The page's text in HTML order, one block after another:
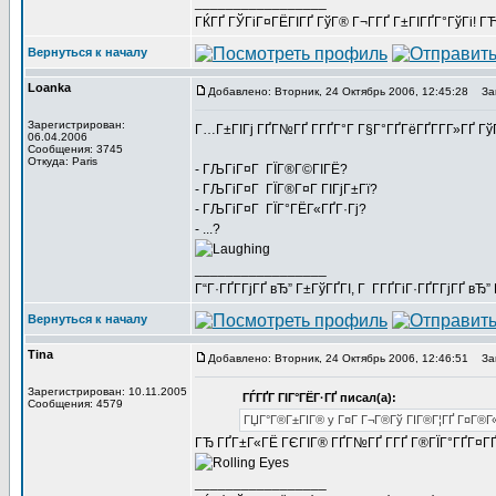
ГЌГҐ ГЎГіГ¤ГЁГІГҐ ГўГ® Г¬Г­ГҐ Г±ГІГҐГ°ГўГі!
Вернуться к началу
Loanka
Зарегистрирован:
06.04.2006
Сообщения: 3745
Откуда: Paris
Добавлено: Вторник, 24 Октябрь 2006, 12:45:28
Г…Г±ГІГј ГҐГ№ГҐ Г­ГҐГ°Г Г§Г°ГҐГёГҐГ­Г­Г»ГҐ
- ГЉГіГ¤Г ГЇГ®Г©ГІГЁ?
- ГЉГіГ¤Г ГЇГ®Г¤Г ГІГјГ±Гї?
- ГЉГіГ¤Г ГЇГ°ГЁГ«ГҐГ·Гј?
- ...?
Г“Г·ГҐГ­ГјГҐ вЂ” Г±ГўГҐГІ, Г Г­ГҐГіГ·ГҐГ­ГјГҐ
Вернуться к началу
Tina
Зарегистрирован: 10.11.2005
Сообщения: 4579
Добавлено: Вторник, 24 Октябрь 2006, 12:46:51
ГЃГҐГ ГІГ°ГЁГ·ГҐ писал(а):
ГЏГ°Г®Г±ГІГ® y Г¤Г Г¬Г®Гў ГІГ®Г¦ГҐ
ГЂ ГҐГ±Г«ГЁ ГЄГІГ® ГҐГ№ГҐ Г­ГҐ